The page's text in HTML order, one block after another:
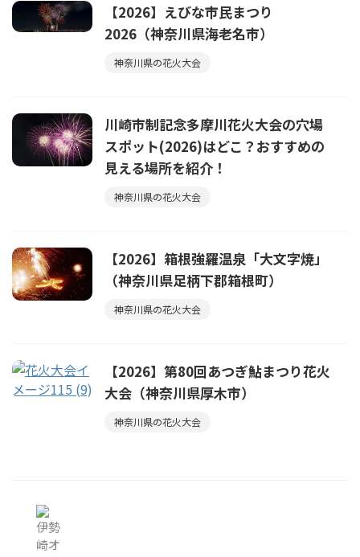
【2026】えびな市民まつり
2026（神奈川県海老名市）
神奈川県の花火大会
川崎市制記念多摩川花火大会の穴場
スポット(2026)はどこ？おすすめの
見える場所を紹介！
神奈川県の花火大会
【2026】箱根強羅温泉「大文字焼」
（神奈川県足柄下郡箱根町）
神奈川県の花火大会
【2026】第80回あつぎ鮎まつり花火
大会（神奈川県厚木市）
神奈川県の花火大会